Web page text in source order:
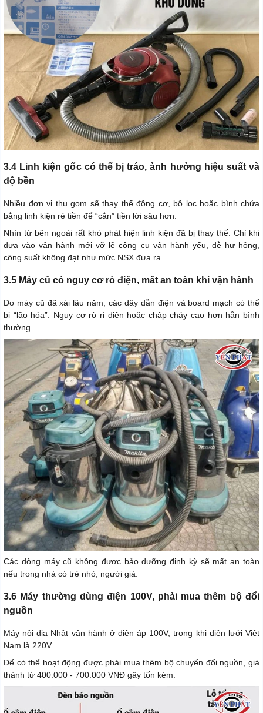
3.4 Linh kiện gốc có thể bị tráo, ảnh hưởng hiệu suất và
độ bền
Nhiều đơn vị thu gom sẽ thay thế động cơ, bộ lọc hoặc bình chứa
bằng linh kiện rẻ tiền để “cắn” tiền lời sâu hơn.
Nhìn từ bên ngoài rất khó phát hiện linh kiện đã bị thay thế. Chỉ khi
đưa vào vận hành mới vỡ lẽ công cụ vận hành yếu, dễ hư hỏng,
công suất không đạt như mức NSX đưa ra.
3.5 Máy cũ có nguy cơ rò điện, mất an toàn khi vận hành
Do máy cũ đã xài lâu năm, các dây dẫn điện và board mạch có thể
bị “lão hóa”. Nguy cơ rò rỉ điện hoặc chập cháy cao hơn hẳn bình
thường.
Các dòng máy cũ không được bảo dưỡng định kỳ sẽ mất an toàn
nếu trong nhà có trẻ nhỏ, người già.
3.6 Máy thường dùng điện 100V, phải mua thêm bộ đổi
nguồn
Máy nội địa Nhật vận hành ở điện áp 100V, trong khi điện lưới Việt
Nam là 220V.
Để có thể hoạt động được phải mua thêm bộ chuyển đổi nguồn, giá
thành từ 400.000 - 700.000 VNĐ gây tốn kém.